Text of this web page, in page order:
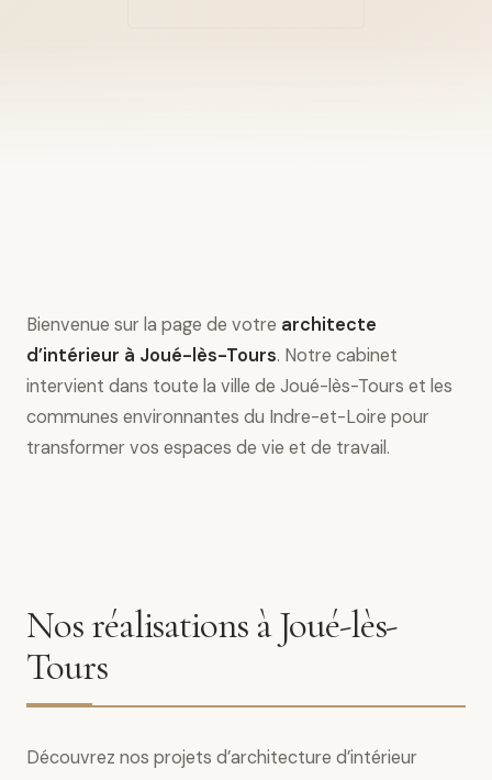
Bienvenue sur la page de votre architecte
d’intérieur à Joué-lès-Tours. Notre cabinet
intervient dans toute la ville de Joué-lès-Tours et les
communes environnantes du Indre-et-Loire pour
transformer vos espaces de vie et de travail.
Nos réalisations à Joué-lès-
Tours
Découvrez nos projets d’architecture d’intérieur